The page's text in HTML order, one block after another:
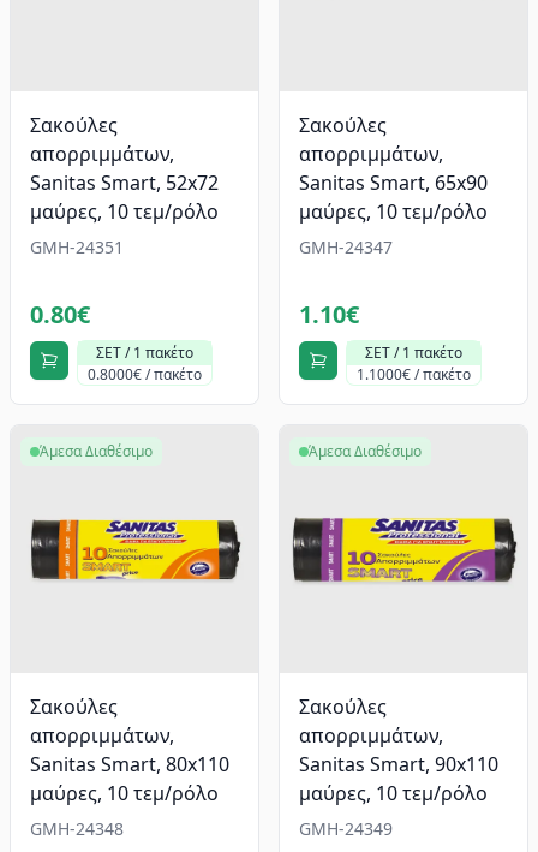
Σακούλες
απορριμμάτων,
Sanitas Smart, 52x72
μαύρες, 10 τεμ/ρόλο
GMH-24351
0.80€
ΣΕΤ / 1 πακέτο
0.8000€ / πακέτο
Σακούλες
απορριμμάτων,
Sanitas Smart, 65x90
μαύρες, 10 τεμ/ρόλο
GMH-24347
1.10€
ΣΕΤ / 1 πακέτο
1.1000€ / πακέτο
Σακούλες
απορριμμάτων,
Sanitas Smart, 80x110
μαύρες, 10 τεμ/ρόλο
GMH-24348
Άμεσα Διαθέσιμο
Σακούλες
απορριμμάτων,
Sanitas Smart, 90x110
μαύρες, 10 τεμ/ρόλο
GMH-24349
Άμεσα Διαθέσιμο